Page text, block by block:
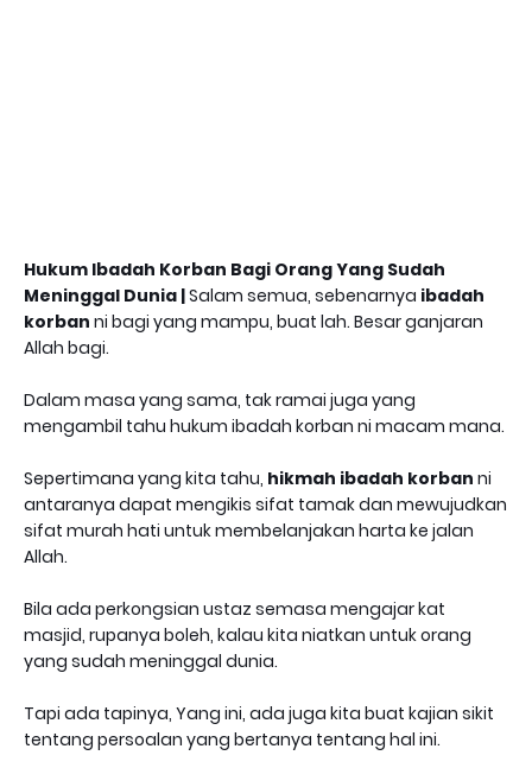
Hukum Ibadah Korban Bagi Orang Yang Sudah
Meninggal Dunia |Salam semua, sebenarnya ibadah
korban ni bagi yang mampu, buat lah. Besar ganjaran
Allah bagi.
Dalam masa yang sama, tak ramai juga yang
mengambil tahu hukum ibadah korban ni macam mana.
Sepertimana yang kita tahu, hikmah ibadah korban ni
antaranya dapat mengikis sifat tamak dan mewujudkan
sifat murah hati untuk membelanjakan harta ke jalan
Allah.
Bila ada perkongsian ustaz semasa mengajar kat
masjid, rupanya boleh, kalau kita niatkan untuk orang
yang sudah meninggal dunia.
Tapi ada tapinya, Yang ini, ada juga kita buat kajian sikit
tentang persoalan yang bertanya tentang hal ini.